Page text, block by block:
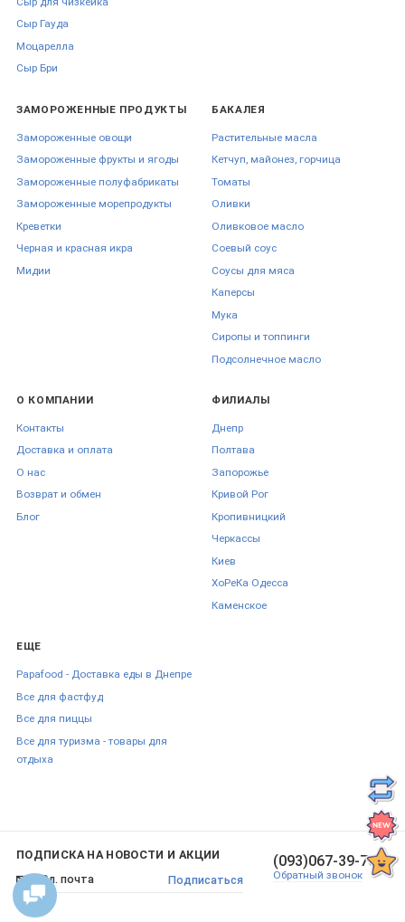
Сыр Гауда
Моцарелла
Сыр Бри
ЗАМОРОЖЕННЫЕ ПРОДУКТЫ
Замороженные овощи
Замороженные фрукты и ягоды
Замороженные полуфабрикаты
Замороженные морепродукты
Креветки
Черная и красная икра
Мидии
БАКАЛЕЯ
Растительные масла
Кетчуп, майонез, горчица
Томаты
Оливки
Оливковое масло
Соевый соус
Соусы для мяса
Каперсы
Мука
Сиропы и топпинги
Подсолнечное масло
О КОМПАНИИ
Контакты
Доставка и оплата
О нас
Возврат и обмен
Блог
ФИЛИАЛЫ
Днепр
Полтава
Запорожье
Кривой Рог
Кропивницкий
Черкаcсы
Киев
ХоРеКа Одесса
Каменское
ЕЩЕ
Papafood - Доставка еды в Днепре
Все для фастфуд
Все для пиццы
Все для туризма - товары для
отдыха
ПОДПИСКА НА НОВОСТИ И АКЦИИ
Подписаться
(093)067-39-70
Обратный звонок